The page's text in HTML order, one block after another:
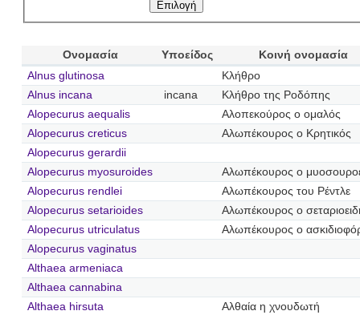
Ονομασία Υποείδος
Κοινή ονομασία
Alnus glutinosa
Κλήθρο
Alnus incana
incana
Κλήθρο της Ροδόπης
Alopecurus aequalis
Αλοπεκούρος ο ομαλός
Alopecurus creticus
Αλωπέκουρος ο Κρητικός
Alopecurus gerardii
Alopecurus myosuroides
Αλωπέκουρος ο
Alopecurus rendlei
Αλωπέκουρος του Ρέντλε
Alopecurus setarioides
Αλωπέκουρος ο
Alopecurus utriculatus
Αλωπέκουρος ο
Alopecurus vaginatus
Althaea armeniaca
Althaea cannabina
Althaea hirsuta
Αλθαία η χνουδωτή